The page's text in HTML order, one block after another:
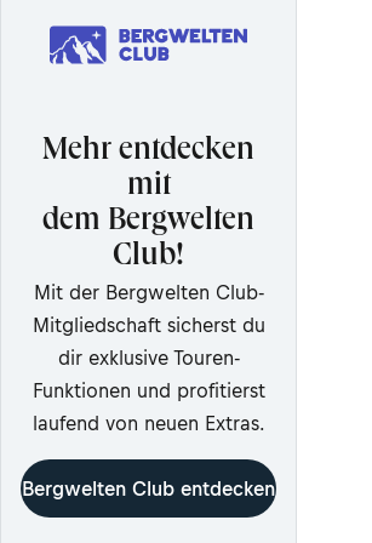
Mehr entdecken
mit
dem Bergwelten
Club!
Mit der Bergwelten Club-
Mitgliedschaft sicherst du
dir exklusive Touren-
Funktionen und profitierst
laufend von neuen Extras.
Bergwelten Club entdecken